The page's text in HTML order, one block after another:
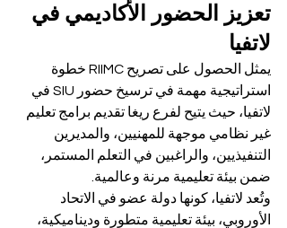
تعزيز الحضور الأكاديمي في
لاتفيا
يمثل الحصول على تصريح RIIMC خطوة
استراتيجية مهمة في ترسيخ حضور SIU في
لاتفيا، حيث يتيح لفرع ريغا تقديم برامج تعليم
غير نظامي موجهة للمهنيين، والمديرين
التنفيذيين، والراغبين في التعلم المستمر،
ضمن بيئة تعليمية مرنة وعالمية.
وتُعد لاتفيا، كونها دولة عضو في الاتحاد
الأوروبي، بيئة تعليمية متطورة وديناميكية،